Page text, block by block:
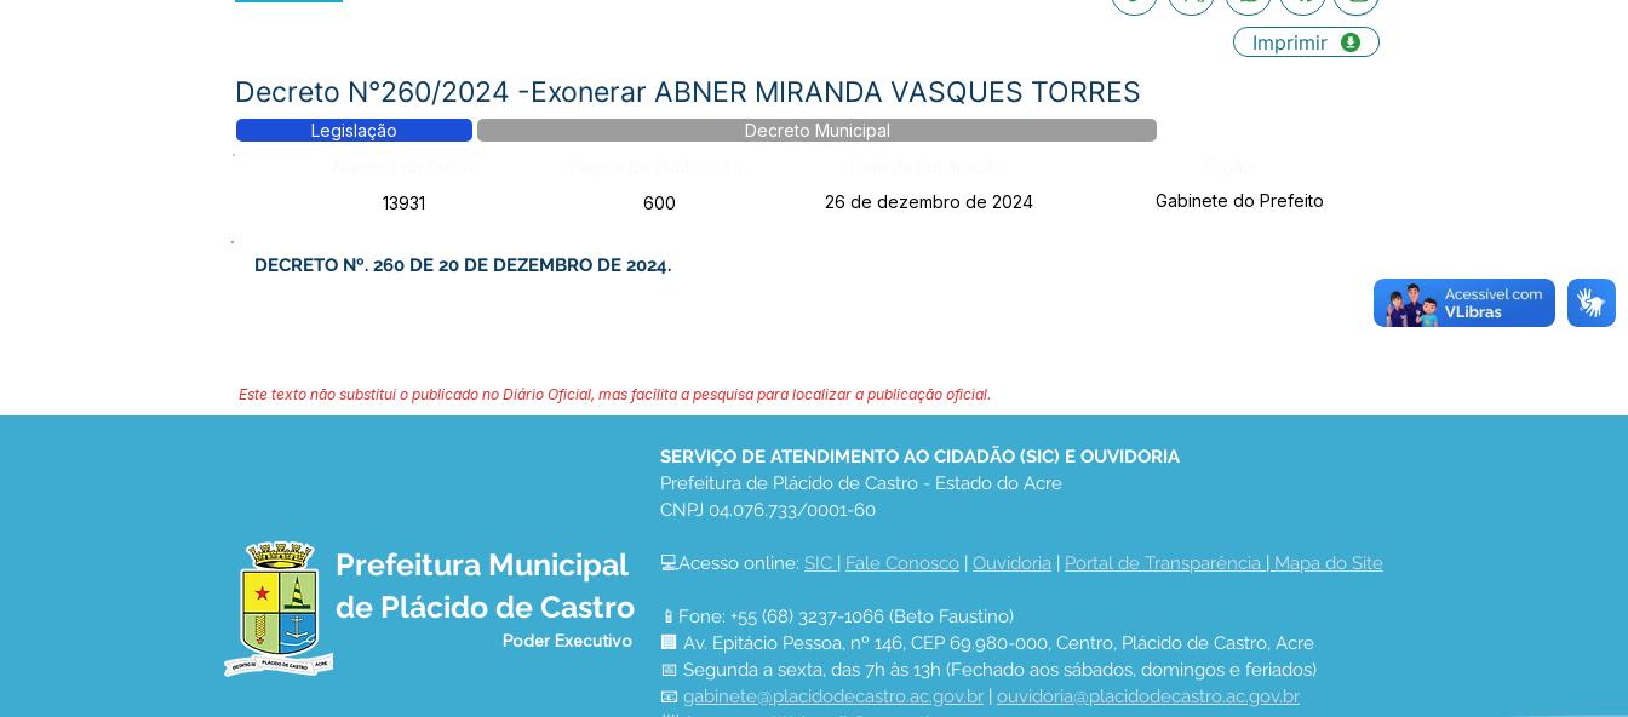
Imprimir
Decreto N°260/2024 -Exonerar ABNER MIRANDA VASQUES TORRES
Legislação
Decreto Municipal
13931
600 26 de dezembro de 2024 Gabinete do Prefeito
DECRETO Nº. 260 DE 20 DE DEZEMBRO DE 2024.
Este texto não substitui o publicado no Diário Oficial, mas facilita a pesquisa para localizar a publicação oficial.
Prefeitura Municipal
de Plácido de Castro
Poder Executivo
SERVIÇO DE ATENDIMENTO AO CIDADÃO (SIC) E OUVIDORIA
Prefeitura de Plácido de Castro - Estado do Acre
CNPJ 04.076.733/0001-60
💻Acesso online: SIC | Fale Conosco | Ouvidoria | Portal de Transparência | Mapa do Site
📱Fone: +55 (68) 3237-1066 (Beto Faustino)
🏢 Av. Epitácio Pessoa, nº 146, CEP 69.980-000, Centro, Plácido de Castro, Acre
📅 Segunda a sexta, das 7h às 13h (Fechado aos sábados, domingos e feriados)
📧 gabinete@placidodecastro.ac.gov.br | ouvidoria@placidodecastro.ac.gov.br